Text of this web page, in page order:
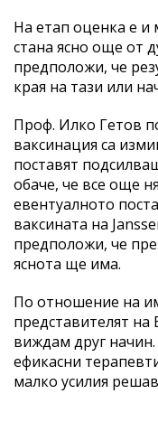
На етап оценка е и
стана ясно още от
предположи, че
края на тази или
Проф. Илко Гетов
ваксинация са
поставят
обаче, че все още
евентуалното
ваксината на
предположи, че
яснота ще има.
По отношение на
представителят на
виждам друг
ефикасни
малко усилия